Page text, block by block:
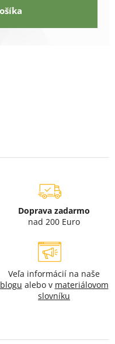
Doprava zadarmo
nad 200 Euro
Veľa informácií na naše
blogu alebo v materiálovom
slovníku